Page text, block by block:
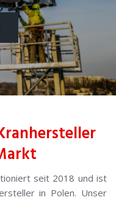
seit 2018 und ist
in Polen. Unser